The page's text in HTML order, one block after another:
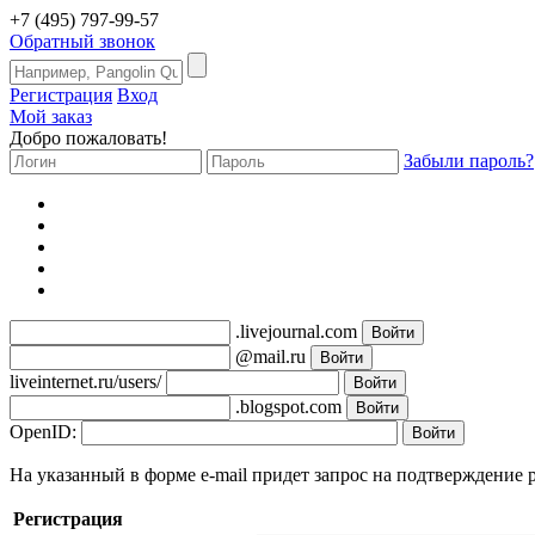
+7 (495) 797-99-57
Обратный звонок
Регистрация Вход
Мой заказ
Добро пожаловать!
Забыли пароль?
.livejournal.com
@mail.ru
liveinternet.ru/users/
.blogspot.com
OpenID:
На указанный в форме e-mail придет запрос на подтверждение
Регистрация